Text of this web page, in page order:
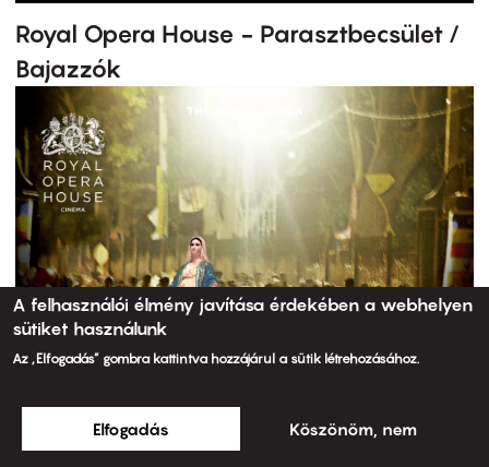
Royal Opera House - Parasztbecsület /
Bajazzók
A felhasználói élmény javítása érdekében a webhelyen
sütiket használunk
Az „Elfogadás” gombra kattintva hozzájárul a sütik létrehozásához.
Elfogadás Köszönöm, nem